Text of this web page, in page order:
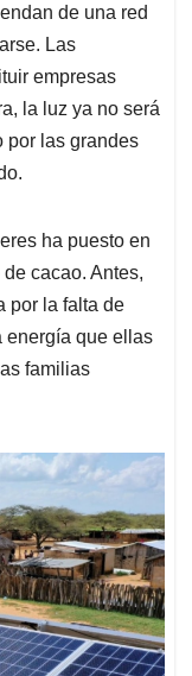
de una red
Las
empresas
la luz ya no será
por las grandes
ha puesto en
cacao. Antes,
por la falta de
energía que ellas
familias